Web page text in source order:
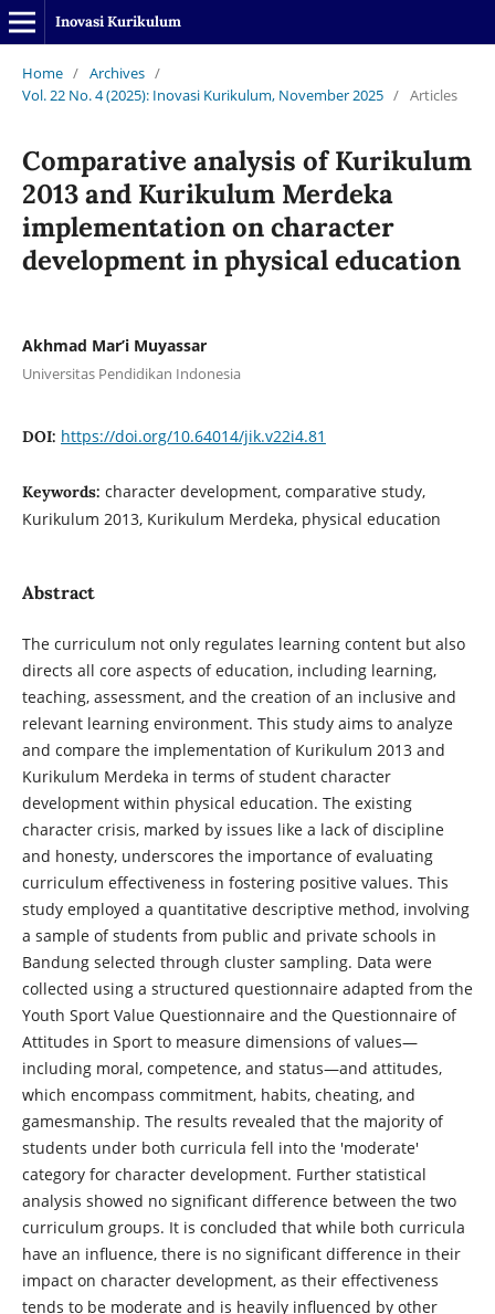
Inovasi Kurikulum
Home / Archives /
Vol. 22 No. 4 (2025): Inovasi Kurikulum, November 2025 / Articles
Comparative analysis of Kurikulum
2013 and Kurikulum Merdeka
implementation on character
development in physical education
Akhmad Mar’i Muyassar
Universitas Pendidikan Indonesia
DOI: https://doi.org/10.64014/jik.v22i4.81
Keywords: character development, comparative study,
Kurikulum 2013, Kurikulum Merdeka, physical education
Abstract
The curriculum not only regulates learning content but also
directs all core aspects of education, including learning,
teaching, assessment, and the creation of an inclusive and
relevant learning environment. This study aims to analyze
and compare the implementation of Kurikulum 2013 and
Kurikulum Merdeka in terms of student character
development within physical education. The existing
character crisis, marked by issues like a lack of discipline
and honesty, underscores the importance of evaluating
curriculum effectiveness in fostering positive values. This
study employed a quantitative descriptive method, involving
a sample of students from public and private schools in
Bandung selected through cluster sampling. Data were
collected using a structured questionnaire adapted from the
Youth Sport Value Questionnaire and the Questionnaire of
Attitudes in Sport to measure dimensions of values—
including moral, competence, and status—and attitudes,
which encompass commitment, habits, cheating, and
gamesmanship. The results revealed that the majority of
students under both curricula fell into the 'moderate'
category for character development. Further statistical
analysis showed no significant difference between the two
curriculum groups. It is concluded that while both curricula
have an influence, there is no significant difference in their
impact on character development, as their effectiveness
tends to be moderate and is heavily influenced by other